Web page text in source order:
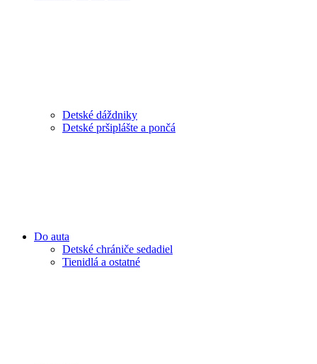
Detské dáždniky
Detské pršiplášte a pončá
Do auta
Detské chrániče sedadiel
Tienidlá a ostatné